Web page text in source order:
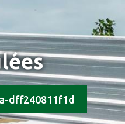
dff240811f1d